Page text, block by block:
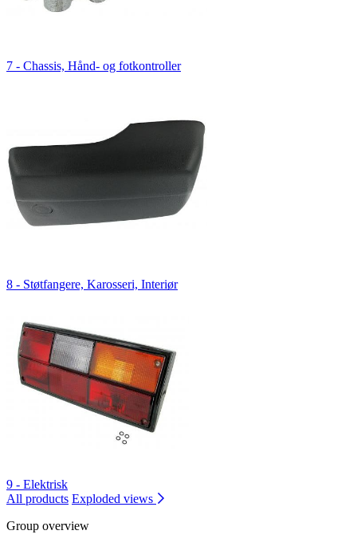
7 - Chassis, Hånd- og fotkontroller
8 - Støtfangere, Karosseri, Interiør
9 - Elektrisk
All products Exploded views
Group overview